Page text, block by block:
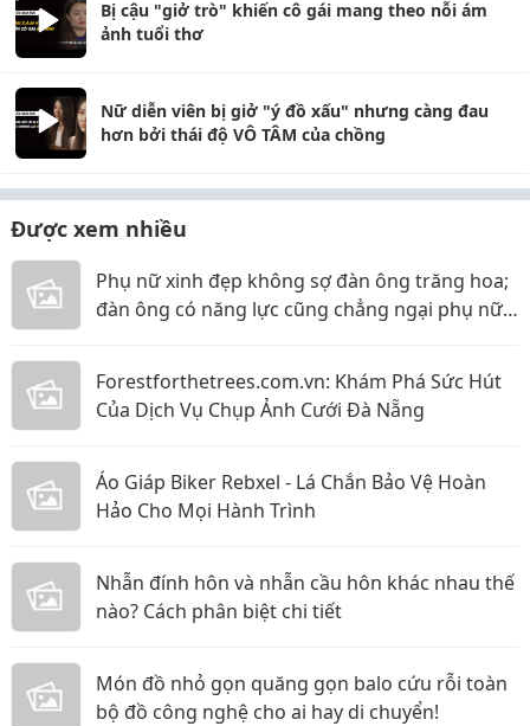
Bị cậu "giở trò" khiến cô gái mang theo nỗi ám
ảnh tuổi thơ
Nữ diễn viên bị giở "ý đồ xấu" nhưng càng đau
hơn bởi thái độ VÔ TÂM của chồng
Được xem nhiều
Phụ nữ xinh đẹp không sợ đàn ông trăng hoa;
đàn ông có năng lực cũng chẳng ngại phụ nữ
Forestforthetrees.com.vn: Khám Phá Sức Hút
Của Dịch Vụ Chụp Ảnh Cưới Đà Nẵng
Áo Giáp Biker Rebxel - Lá Chắn Bảo Vệ Hoàn
Hảo Cho Mọi Hành Trình
Nhẫn đính hôn và nhẫn cầu hôn khác nhau thế
nào? Cách phân biệt chi tiết
Món đồ nhỏ gọn quăng gọn balo cứu rỗi toàn
bộ đồ công nghệ cho ai hay di chuyển!